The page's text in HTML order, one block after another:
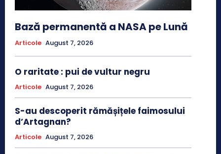
Bază permanentă a NASA pe Lună
Articole August 7, 2026
O raritate : pui de vultur negru
Articole August 7, 2026
S-au descoperit rămășițele faimosului
d’Artagnan?
Articole August 7, 2026